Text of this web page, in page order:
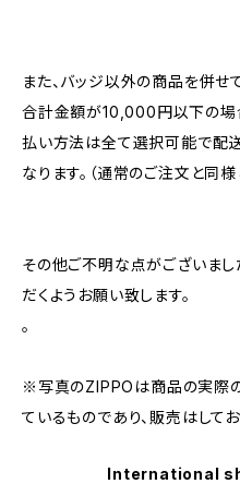
また、バッジ以外の商品を併
合計金額が10,000円以下の場
払い方法は全て選択可能で配
なります。（通常のご注文と同様
その他ご不明な点がございま
だくようお願い致します。
。
※写真のZIPPOは商品の実際
ているものであり、販売はしてお
International